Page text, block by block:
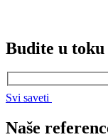
Budite u toku
Svi saveti
Naše